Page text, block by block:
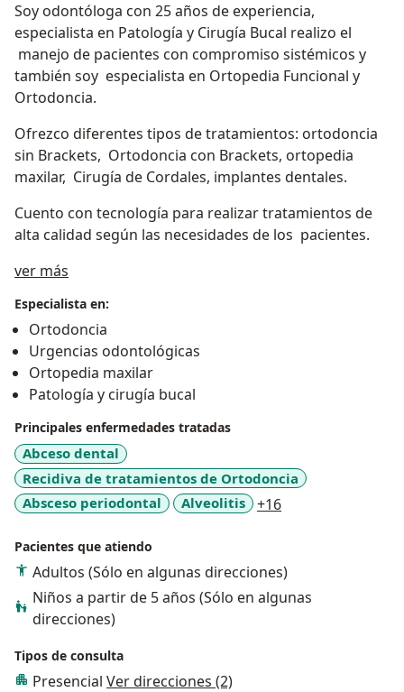
Soy odontóloga con 25 años de experiencia,
especialista en Patología y Cirugía Bucal realizo el
manejo de pacientes con compromiso sistémicos y
también soy especialista en Ortopedia Funcional y
Ortodoncia.
Ofrezco diferentes tipos de tratamientos: ortodoncia
sin Brackets, Ortodoncia con Brackets, ortopedia
maxilar, Cirugía de Cordales, implantes dentales.
Cuento con tecnología para realizar tratamientos de
alta calidad según las necesidades de los pacientes.
ver más
Especialista en:
Ortodoncia
Urgencias odontológicas
Ortopedia maxilar
Patología y cirugía bucal
Principales enfermedades tratadas
Abceso dental
Recidiva de tratamientos de Ortodoncia
Absceso periodontal
Alveolitis +16
Pacientes que atiendo
Adultos (Sólo en algunas direcciones)
Niños a partir de 5 años (Sólo en algunas
direcciones)
Tipos de consulta
Presencial Ver direcciones (2)